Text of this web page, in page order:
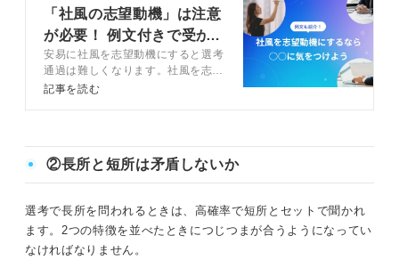
「社風の志望動機」は注意
が必要！ 例文付きで受か
るコツを伝授
安易に社風を志望動機にすると選考
通過は難しくなります。社風を志望
動機とするメリットを理解し、盛り
考にしてください。
記事を読む
②長所と短所は矛盾しないか
選考で長所を問われるときは、高確率で短所とセットで聞かれ
ます。2つの特徴を並べたときにつじつまが合うようになってい
なければなりません。